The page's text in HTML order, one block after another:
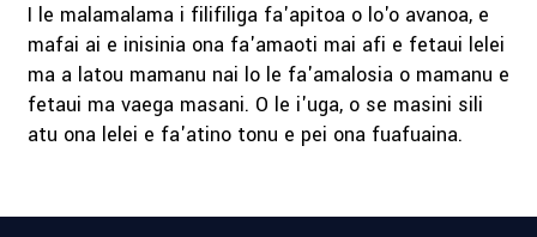
I le malamalama i filifiliga fa'apitoa o lo'o avanoa, e
mafai ai e inisinia ona fa'amaoti mai afi e fetaui lelei
ma a latou mamanu nai lo le fa'amalosia o mamanu e
fetaui ma vaega masani. O le i'uga, o se masini sili
atu ona lelei e fa'atino tonu e pei ona fuafuaina.